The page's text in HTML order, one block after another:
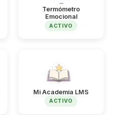
Termómetro
Emocional
ACTIVO
Mi Academia LMS
ACTIVO